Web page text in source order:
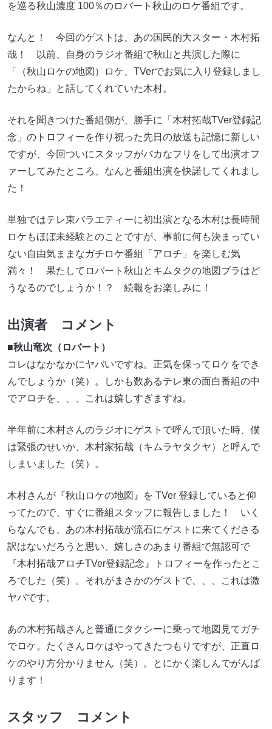
を巡る秋山濃度 100％のロバート秋山のロケ番組です。
なんと！ 今回のゲストは、あの国民的大スター・木村拓
哉！ 以前、自身のラジオ番組で秋山と共演した際に
「（秋山ロケの地図）ロケ、TVerでお気に入り登録しまし
たからね」と話してくれていた木村。
それを聞きつけた番組側が、勝手に「木村拓哉TVer登録記
念」のトロフィーを作り祝った先日の放送も記憶に新しい
ですが、今回ついにスタッフがバカなフリをして出演オフ
ァーしてみたところ、なんと番組出演を快諾してくれまし
た！
単独ではテレ東バラエティーに初出演となる木村は長時間
ロケもほぼ未経験とのことですが、事前に何も決まってい
ない自由気ままなガチロケ番組「アロチ」を楽しむ気
満々！ 果たしてロバート秋山とキムタクの地図ブラはど
うなるのでしょうか！？ 続報をお楽しみに！
出演者 コメント
■秋山竜次（ロバート）
コレはなかなかにヤバいですね。正気を保ってロケをでき
んでしょうか（笑）。しかも数あるテレ東の面白番組の中
でアロチを、、、これは嬉しすぎますね。
半年前に木村さんのラジオにゲストで呼んで頂いた時、僕
は緊張のせいか、木村家拓哉（キムラヤタクヤ）と呼んで
しまいました（笑）。
木村さんが『秋山ロケの地図』を TVer 登録していると仰
ってたので、すぐに番組スタッフに報告しました！ いく
らなんでも、あの木村拓哉が流石にゲストに来てくださる
訳はないだろうと思い、嬉しさのあまり番組で無認可で
『木村拓哉アロチTVer登録記念』トロフィーを作ったとこ
ろでした（笑）。それがまさかのゲストで、、、これは激
ヤバです。
あの木村拓哉さんと普通にタクシーに乗って地図見てガチ
でロケ。たくさんロケはやってきたつもりですが、正直ロ
ケのやり方分かりません（笑）。とにかく楽しんでがんば
ります！
スタッフ コメント